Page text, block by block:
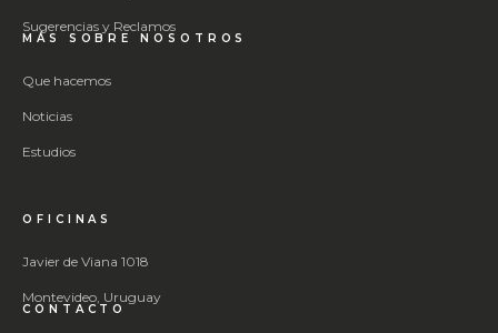
Sugerencias y Reclamos
MÁS SOBRE NOSOTROS
Que hacemos
Noticias
Estudios
OFICINAS
Javier de Viana 1018
Montevideo, Uruguay
CONTACTO